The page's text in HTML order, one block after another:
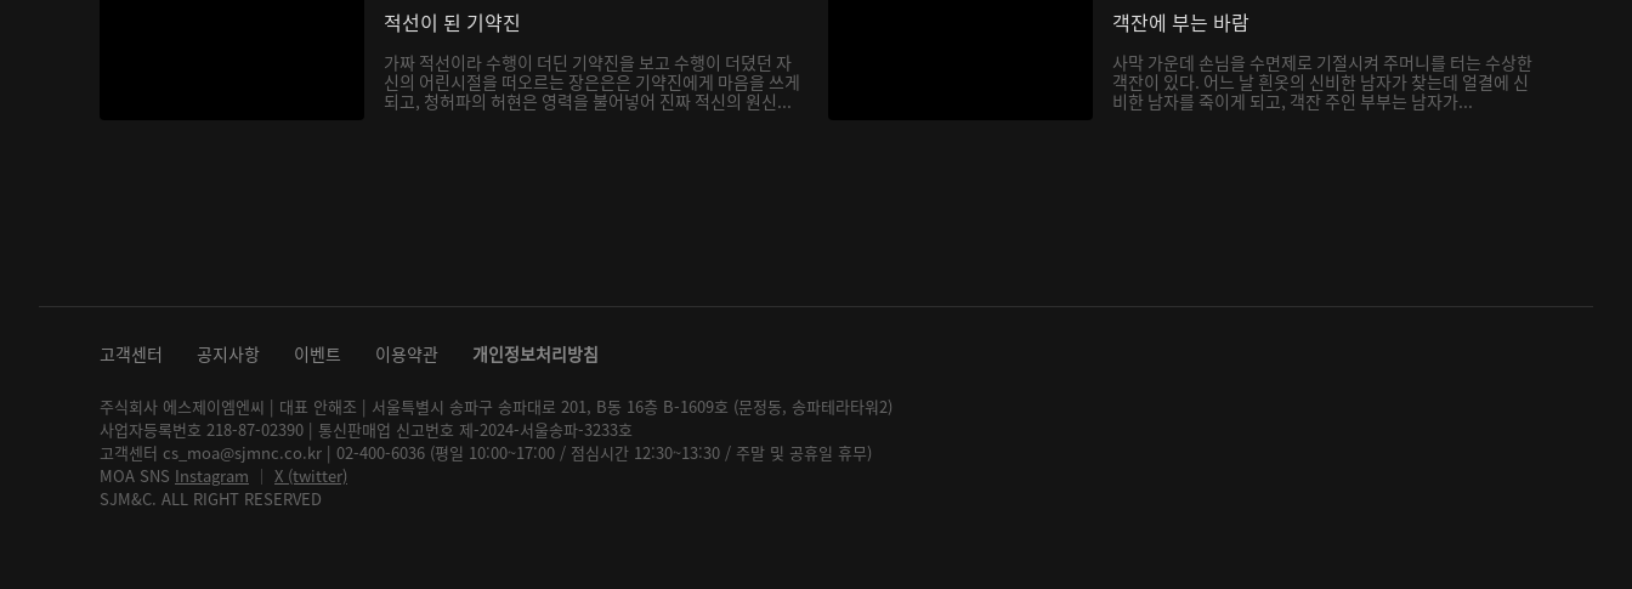
적선이 된 기약진
가짜 적선이라 수행이 더딘 기약진을 보고 수행이 더뎠던 자
신의 어린시절을 떠오르는 장은은은 기약진에게 마음을 쓰게
되고, 청허파의 허현은 영력을 불어넣어 진짜 적신의 원신...
객잔에 부는 바람
사막 가운데 손님을 수면제로 기절시켜 주머니를 터는 수상한
객잔이 있다. 어느 날 흰옷의 신비한 남자가 찾는데 얼결에 신
비한 남자를 죽이게 되고, 객잔 주인 부부는 남자가...
고객센터 공지사항 이벤트 이용약관 개인정보처리방침
주식회사 에스제이엠엔씨 | 대표 안해조 | 서울특별시 송파구 송파대로 201, B동 16층 B-1609호 (문정동, 송파테라타워2)
사업자등록번호 218-87-02390 | 통신판매업 신고번호 제-2024-서울송파-3233호
고객센터 cs_moa@sjmnc.co.kr | 02-400-6036 (평일 10:00~17:00 / 점심시간 12:30~13:30 / 주말 및 공휴일 휴무)
MOA SNS Instagram │ X (twitter)
SJM&C. ALL RIGHT RESERVED